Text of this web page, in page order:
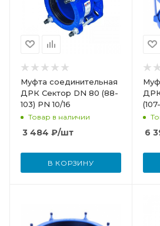
Муфта соединительная
ДРК Сектор DN 80 (88-
103) PN 10/16
Товар в наличии
3 484 ₽/шт
В КОРЗИНУ
6